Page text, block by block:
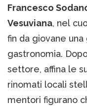
Francesco
Vesuviana, nel
fin da giovane
gastronomia.
settore, affina le
rinomati locali
mentori figurano